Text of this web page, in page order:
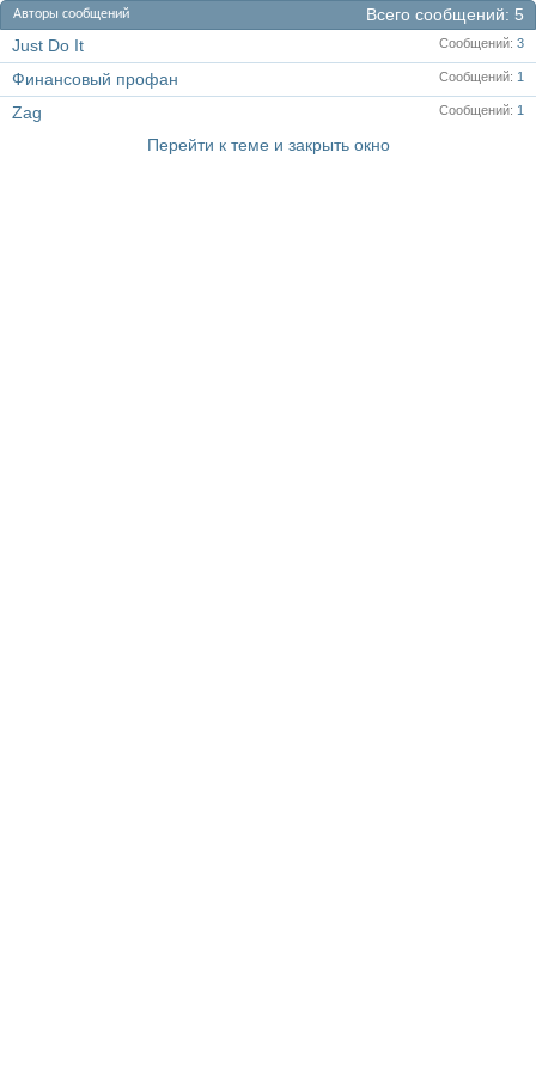
Всего сообщений 5
Авторы сообщений
Сообщений 3
Just Do It
Сообщений 1
Финансовый профан
Сообщений 1
Zag
Перейти к теме и закрыть окно